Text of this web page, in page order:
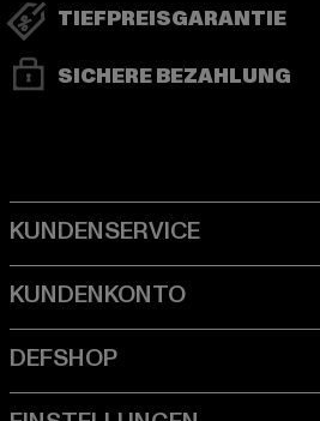
TIEFPREISGARANTIE
SICHERE BEZAHLUNG